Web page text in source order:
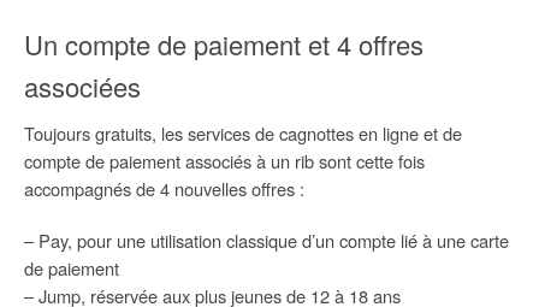
Un compte de paiement et 4 offres
associées
Toujours gratuits, les services de cagnottes en ligne et de
compte de paiement associés à un rib sont cette fois
accompagnés de 4 nouvelles offres :
– Pay, pour une utilisation classique d’un compte lié à une carte
de paiement
– Jump, réservée aux plus jeunes de 12 à 18 ans